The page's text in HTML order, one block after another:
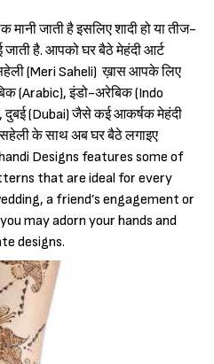
जाती है इसलिए शादी हो या तीज-
जाती है. आपको घर बैठे मेहंदी आर्ट
(Meri Saheli) ख़ास आपके लिए
(Arabic), इंडो-अरेबिक (Indo
(Dubai) जैसे कई आकर्षक मेहंदी
सहेली के साथ अब घर बैठे लगाइए
Designs features some of
that are ideal for every
a friend’s engagement or
may adorn your hands and
designs.